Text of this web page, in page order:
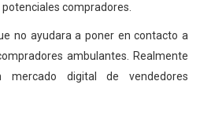
compradores.
no ayudara a poner en contacto a
ambulantes. Realmente
mercado digital de vendedores